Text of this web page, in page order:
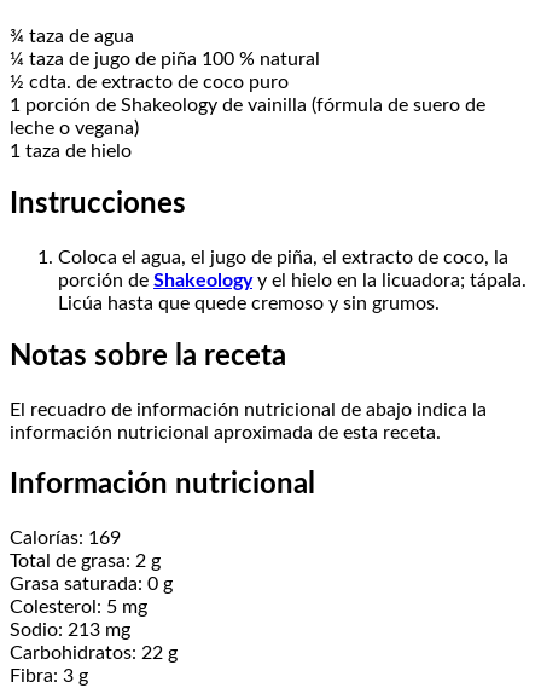
¾ taza de agua
¼ taza de jugo de piña 100 % natural
½ cdta. de extracto de coco puro
1 porción de Shakeology de vainilla (fórmula de suero de
leche o vegana)
1 taza de hielo
Instrucciones
Coloca el agua, el jugo de piña, el extracto de coco, la
porción de Shakeologyy el hielo en la licuadora; tápala.
Licúa hasta que quede cremoso y sin grumos.
Notas sobre la receta
El recuadro de información nutricional de abajo indica la
información nutricional aproximada de esta receta.
Información nutricional
Calorías: 169
Total de grasa: 2 g
Grasa saturada: 0 g
Colesterol: 5 mg
Sodio: 213 mg
Carbohidratos: 22 g
Fibra: 3 g